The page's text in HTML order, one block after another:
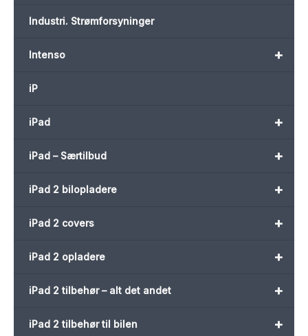
Industri. Strømforsyninger
+
Intenso
iP
+
iPad
+
iPad – Særtilbud
+
iPad 2 bilopladere
+
iPad 2 covers
+
iPad 2 opladere
+
iPad 2 tilbehør – alt det andet
+
iPad 2 tilbehør til bilen